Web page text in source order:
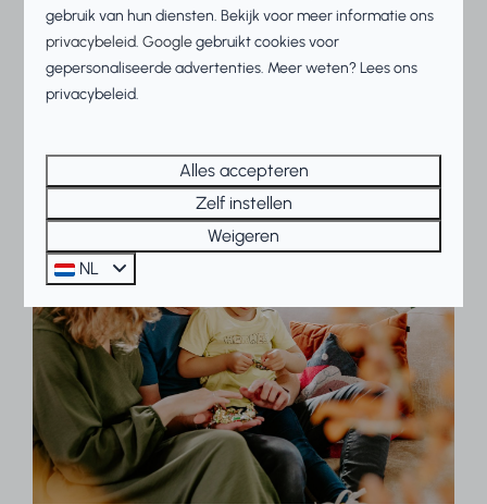
Belangrijk om te weten: het is op ons vakantiepark
niet toegestaan om vuurwerk af te steken. Vuurwerk
afsteken is alleen toegestaan aan de noordzijde van
de pier van Makkum
gebruik van hun diensten. Bekijk voor meer informatie ons
privacybeleid.Googlegebruikt cookies voor
gepersonaliseerde advertenties. Meer weten? Lees ons
privacybeleid.
Alles accepteren
Zelf instellen
Weigeren
NL